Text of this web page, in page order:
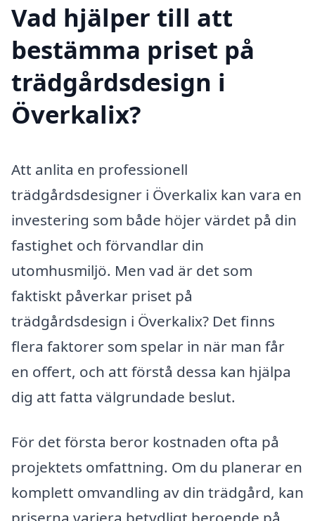
Vad hjälper till att
bestämma priset på
trädgårdsdesign i
Överkalix?
Att anlita en professionell
trädgårdsdesigner i Överkalix kan vara en
investering som både höjer värdet på din
fastighet och förvandlar din
utomhusmiljö. Men vad är det som
faktiskt påverkar priset på
trädgårdsdesign i Överkalix? Det finns
flera faktorer som spelar in när man får
en offert, och att förstå dessa kan hjälpa
dig att fatta välgrundade beslut.
För det första beror kostnaden ofta på
projektets omfattning. Om du planerar en
komplett omvandling av din trädgård, kan